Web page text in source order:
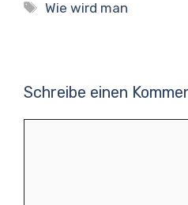
Schlagwörter
Wie wird man
Schreibe einen